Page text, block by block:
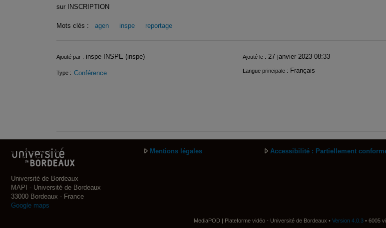
sur INSCRIPTION
Mots clés : agen inspe reportage
Infos
Ajouté par : inspe INSPE (inspe) Ajouté le : 27 janvier 2023 08:33
Type : Conférence Langue principale : Français
Université de Bordeaux
MAPI - Université de Bordeaux
33000 Bordeaux - France
Google maps
Mentions légales Accessibilité : Partiellement
MediaPOD | Plateforme vidéo - Université de Bordeaux • Version 4.0.3• 6005